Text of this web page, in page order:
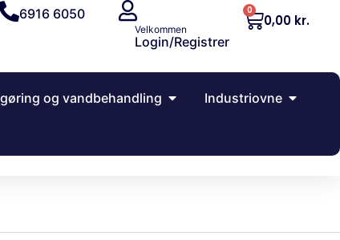
6916 6050
Velkommen
Login/Registrer
0,00 kr.
0
og vandbehandling
Industriovne